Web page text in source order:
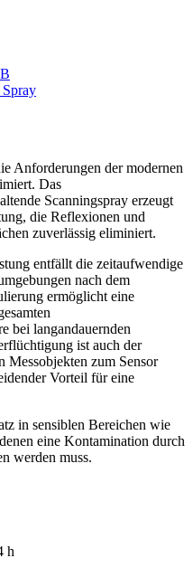
Anforderungen der modernen
Das
Scanningspray erzeugt
die Reflexionen und
zuverlässig eliminiert.
entfällt die zeitaufwendige
nach dem
ermöglicht eine
bei langandauernden
ist auch der
Messobjekten zum Sensor
Vorteil für eine
in sensiblen Bereichen wie
eine Kontamination durch
werden muss.
h